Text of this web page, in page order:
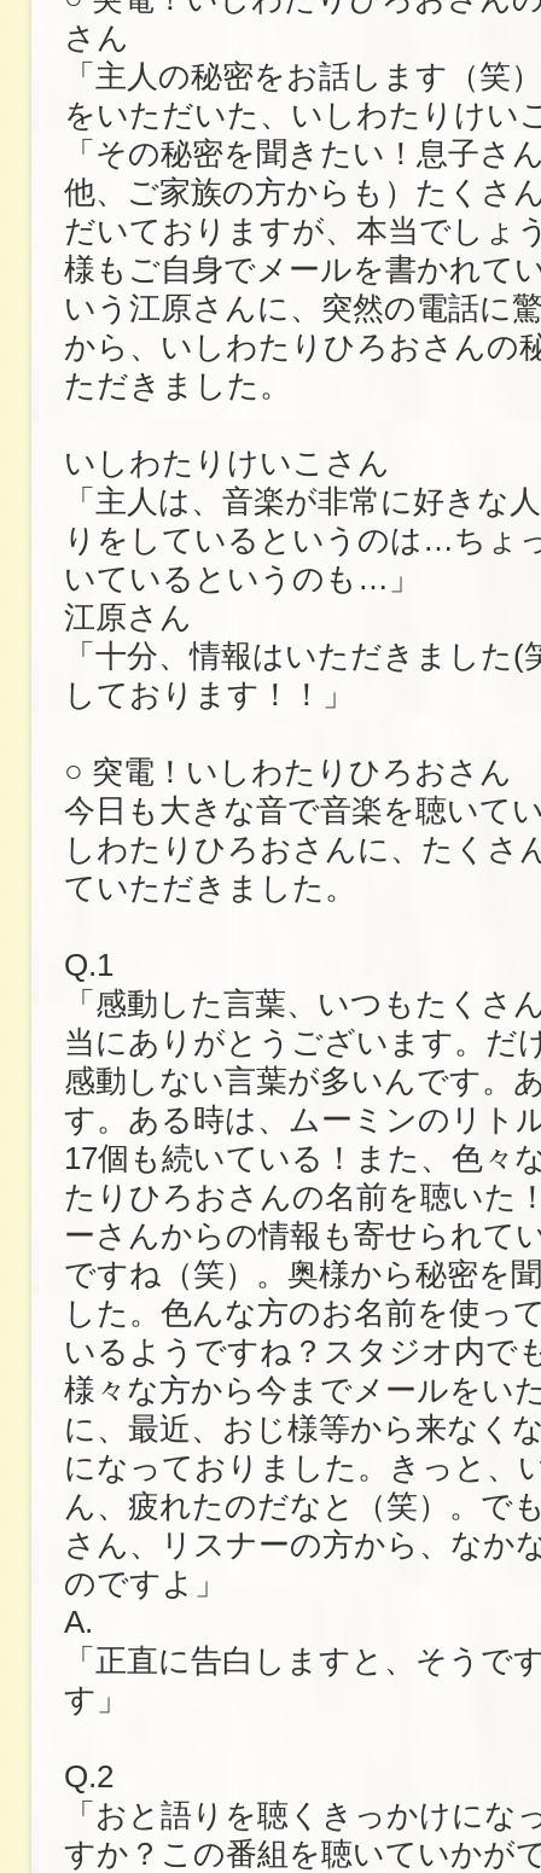
さん
「主人の秘密をお話します（笑
をいただいた、いしわたりけい
「その秘密を聞きたい！息子さ
他、ご家族の方からも）たくさ
だいておりますが、本当でしょ
様もご自身でメールを書かれて
いう江原さんに、突然の電話に
から、いしわたりひろおさんの
ただきました。
いしわたりけいこさん
「主人は、音楽が非常に好きな
りをしているというのは…ちょ
いているというのも…」
江原さん
「十分、情報はいただきました(
しております！！」
○ 突電！いしわたりひろおさん
今日も大きな音で音楽を聴いて
しわたりひろおさんに、たくさ
ていただきました。
Q.1
「感動した言葉、いつもたくさ
当にありがとうございます。だ
感動しない言葉が多いんです。
す。ある時は、ムーミンのリト
17個も続いている！また、色々
たりひろおさんの名前を聴いた
ーさんからの情報も寄せられて
ですね（笑）。奥様から秘密を
した。色んな方のお名前を使っ
いるようですね？スタジオ内で
様々な方から今までメールをい
に、最近、おじ様等から来なく
になっておりました。きっと、
ん、疲れたのだなと（笑）。で
さん、リスナーの方から、なか
のですよ」
A.
「正直に告白しますと、そうで
す」
Q.2
「おと語りを聴くきっかけにな
すか？この番組を聴いていかが